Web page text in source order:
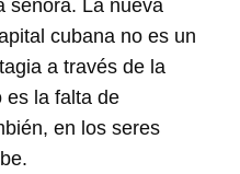
señora. La nueva
cubana no es un
a través de la
es la falta de
en los seres